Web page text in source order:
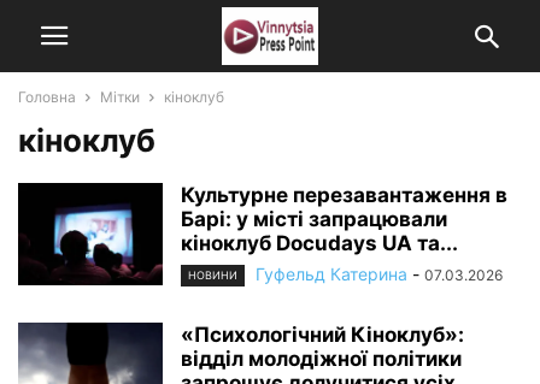
Головна Мітки кіноклуб
кіноклуб
Культурне перезавантаження в
Барі: у місті запрацювали
кіноклуб Docudays UA та...
НОВИНИ Гуфельд Катерина - 07.03.2026
«Психологічний Кіноклуб»:
відділ молодіжної політики